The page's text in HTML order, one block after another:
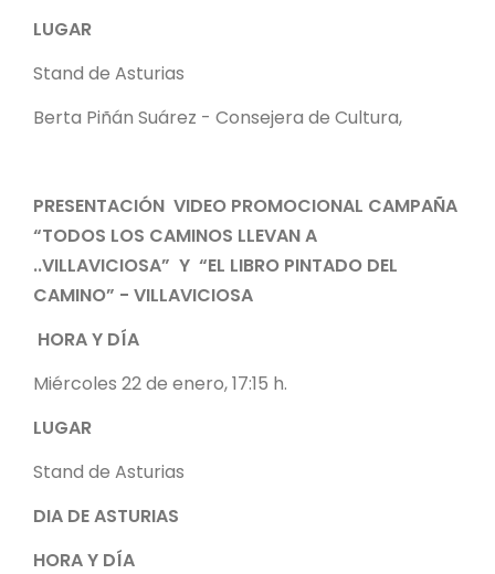
LUGAR
Stand de Asturias
Berta Piñán Suárez - Consejera de Cultura,
PRESENTACIÓN VIDEO PROMOCIONAL CAMPAÑA
“TODOS LOS CAMINOS LLEVAN A
..VILLAVICIOSA” Y “EL LIBRO PINTADO DEL
CAMINO” - VILLAVICIOSA
HORA Y DÍA
Miércoles 22 de enero, 17:15 h.
LUGAR
Stand de Asturias
DIA DE ASTURIAS
HORA Y DÍA